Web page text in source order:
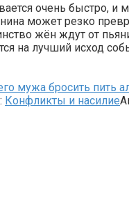
очень быстро, и
может резко
жён ждут от
на лучший исход
мужа бросить пить
Конфликты и насилие